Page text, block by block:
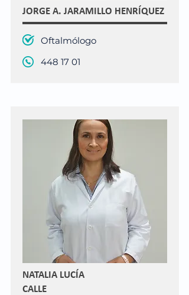
JORGE A. JARAMILLO HENRÍQUEZ
Oftalmólogo
448 17 01
NATALIA LUCÍA
CALLE